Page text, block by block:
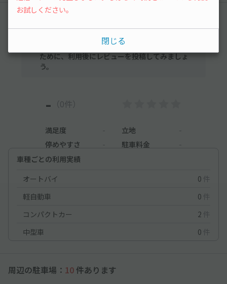
まだレビューがありません。他のユーザーの方の
ために、利用後にレビューを投稿してみましょ
う。
- （0件）
満足度 - 立地
-
停めやすさ
- 駐車料金
-
車種ごとの利用実績
オートバイ
0 件
軽自動車
0 件
コンパクトカー
2 件
中型車
0 件
周辺の駐車場： 10 件あります
お試しください。
閉じる